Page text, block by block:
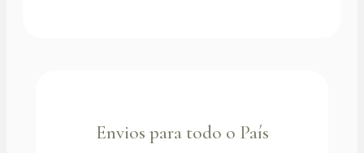
Envios para todo o País